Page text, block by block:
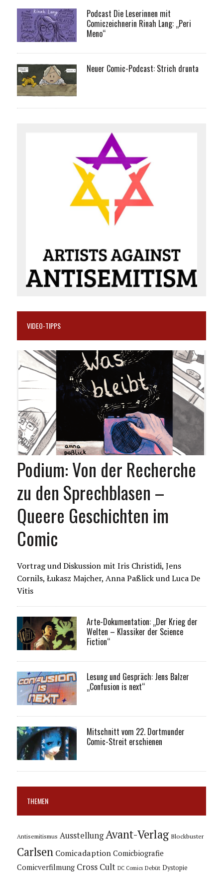
Podcast Die Leserinnen mit
Comiczeichnerin Rinah Lang: „Peri
Meno“
Neuer Comic-Podcast: Strich drunta
VIDEO-TIPPS
Podium: Von der Recherche
zu den Sprechblasen –
Queere Geschichten im
Comic
Vortrag und Diskussion mit Iris Christidi, Jens
Cornils, Łukasz Majcher, Anna Paßlick und Luca De
Vitis
Arte-Dokumentation: „Der Krieg der
Welten – Klassiker der Science
Fiction“
Lesung und Gespräch: Jens Balzer
„Confusion is next“
Mitschnitt vom 22. Dortmunder
Comic-Streit erschienen
THEMEN
Antisemitismus Ausstellung Avant-Verlag Blockbuster
Carlsen Comicadaption Comicbiografie
Comicverfilmung Cross Cult DC Comics Debüt Dystopie